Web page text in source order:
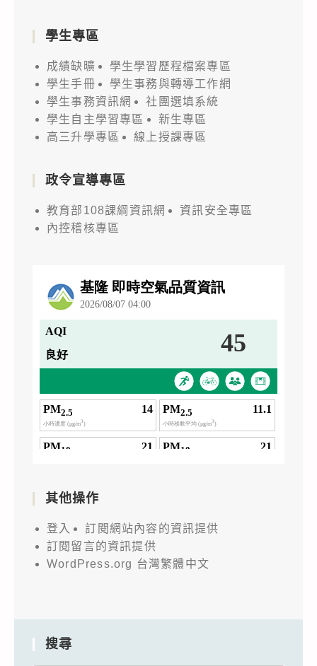
學生專區
成績缺曠
學生學習歷程檔案專區
學生手冊
學生事務與轉導工作網
學生事務資訊網
社團選填系統
學生自主學習專區
新生專區
高三升學專區
線上授課專區
政令宣導專區
教育部108課綱資訊網
資訊安全專區
內控稽核專區
其他操作
登入
訂閱網站內容的資訊提供
訂閱留言的資訊提供
WordPress.org 台灣繁體中文
搜尋